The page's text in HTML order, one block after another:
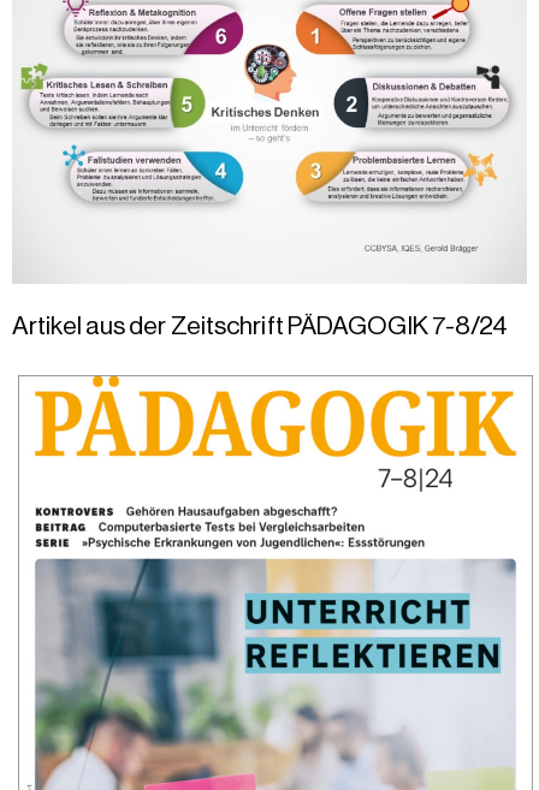
Artikel aus der Zeitschrift PÄDAGOGIK 7-8/24